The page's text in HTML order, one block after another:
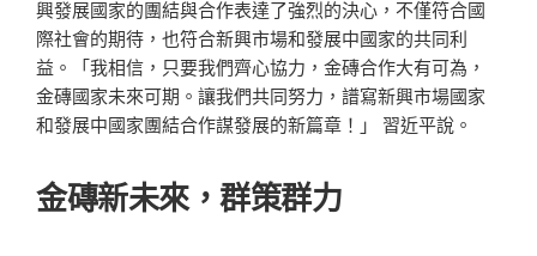
興發展國家的團結與合作表達了強烈的決心，不僅符合國
際社會的期待，也符合新興市場和發展中國家的共同利
益。「我相信，只要我們齊心協力，金磚合作大有可為，
金磚國家未來可期。讓我們共同努力，譜寫新興市場國家
和發展中國家團結合作謀發展的新篇章！」 習近平說。
金磚新未來，群策群力